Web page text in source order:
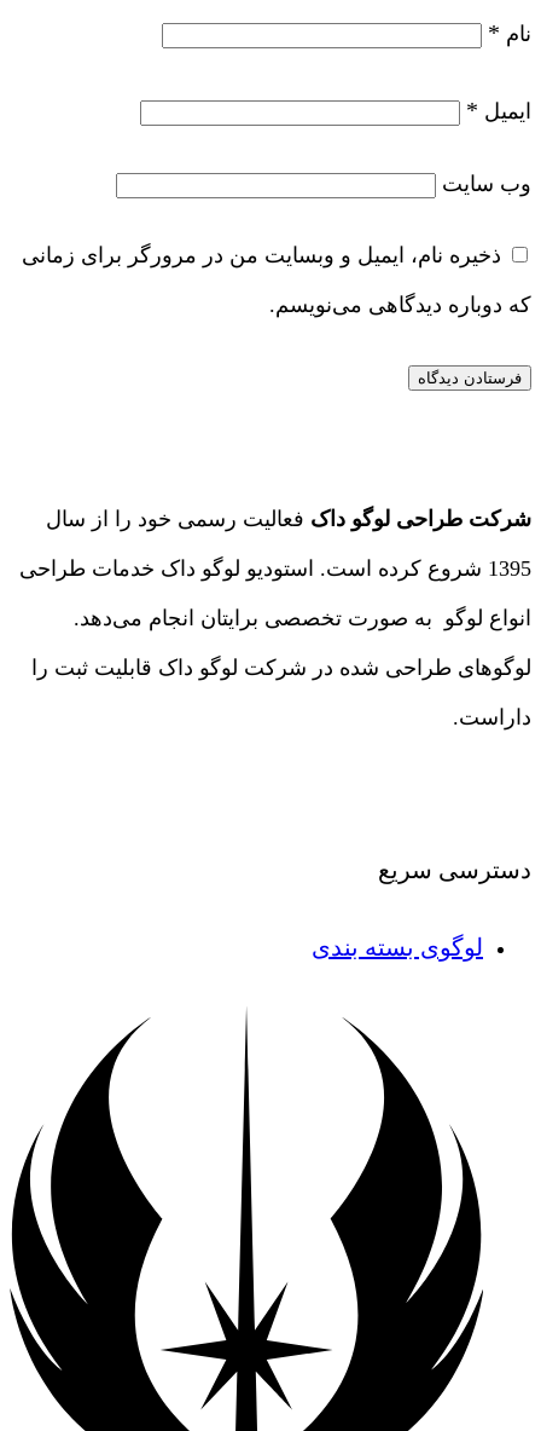
نام *
ایمیل *
وب‌ سایت
ذخیره نام، ایمیل و وبسایت من در مرورگر برای زمانی
که دوباره دیدگاهی می‌نویسم.
شرکت طراحی لوگو داک فعالیت رسمی خود را از سال
1395 شروع کرده است. استودیو لوگو داک خدمات طراحی
انواع لوگو به صورت تخصصی برایتان انجام می‌دهد.
لوگوهای طراحی شده در شرکت لوگو داک قابلیت ثبت را
داراست.
دسترسی سریع
لوگوی بسته بندی